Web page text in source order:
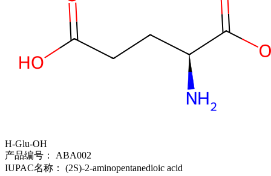
H-Glu-OH
产品编号：
ABA002
IUPAC名称： (2S)-2-aminopentanedioic acid